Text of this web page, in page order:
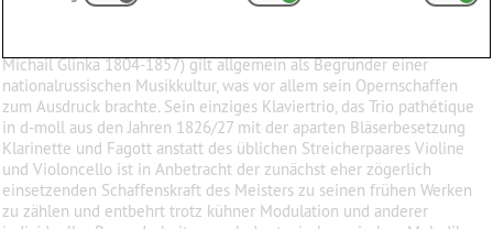
Michail Glinka 1804-1857) gilt allgemein als Begründer einer
nationalrussischen Musikkultur, was vor allem sein Opernschaffen
zum Ausdruck brachte. Sein einziges Klaviertrio, das Trio pathétique
in d-moll aus den Jahren 1826/27 mit der aparten Bläserbesetzung
Klarinette und Fagott anstatt des üblichen Streicherpaares Violine
und Violoncello ist in Anbetracht der zunächst eher zögerlich
einsetzenden Schaffenskraft des Meisters zu seinen frühen Werken
zu zählen und entbehrt trotz kühner Modulation und anderer